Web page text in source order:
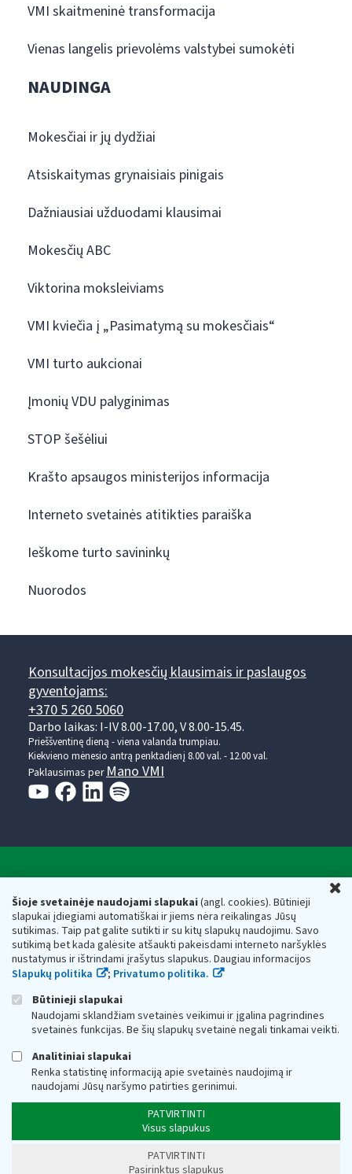
Šioje svetainėje naudojami slapukai(angl. cookies). Būtinieji
slapukai įdiegiami automatiškai ir jiems nėra reikalingas Jūsų
sutikimas. Taip pat galite sutikti ir su kitų slapukų naudojimu. Savo
sutikimą bet kada galėsite atšaukti pakeisdami interneto naršyklės
nustatymus ir ištrindami įrašytus slapukus. Daugiau informacijos
Slapukų politika
; Privatumo politika.
Būtinieji slapukai
Naudojami sklandžiam svetainės veikimui ir įgalina pagrindines
svetainės funkcijas. Be šių slapukų svetainė negali tinkamai veikti.
Analitiniai slapukai
Renka statistinę informaciją apie svetainės naudojimą ir
naudojami Jūsų naršymo patirties gerinimui.
PATVIRTINTI
Visus slapukus
PATVIRTINTI
Pasirinktus slapukus
VMI skaitmeninė transformacija
Vienas langelis prievolėms valstybei sumokėti
NAUDINGA
Mokesčiai ir jų dydžiai
Atsiskaitymas grynaisiais pinigais
Dažniausiai užduodami klausimai
Mokesčių ABC
Viktorina moksleiviams
VMI kviečia į „Pasimatymą su mokesčiais“
VMI turto aukcionai
Įmonių VDU palyginimas
STOP šešėliui
Krašto apsaugos ministerijos informacija
Interneto svetainės atitikties paraiška
Ieškome turto savininkų
Nuorodos
Konsultacijos mokesčių klausimais ir paslaugos
gyventojams:
+370 5 260 5060
Darbo laikas: I-IV 8.00-17.00, V 8.00-15.45.
Prieššventinę dieną - viena valanda trumpiau.
Kiekvieno mėnesio antrą penktadienį 8.00 val. - 12.00 val.
Paklausimas per Mano VMI
Respublikos finansų ministerijos
Biudžetinė įstaiga. Juridinio asmens kodas — 188659752,
adresas: Vasario 16-osios g. 14, 01107 Vilnius, Lietuva, el.paštas:
vmi@vmi.lt, E. pristatymo dėžutės adresas 188659752
Duomenys apie Valstybinę mokesčių inspekciją prie Lietuvos
Respublikos finansų ministerijos kaupiami ir saugomi Juridinių